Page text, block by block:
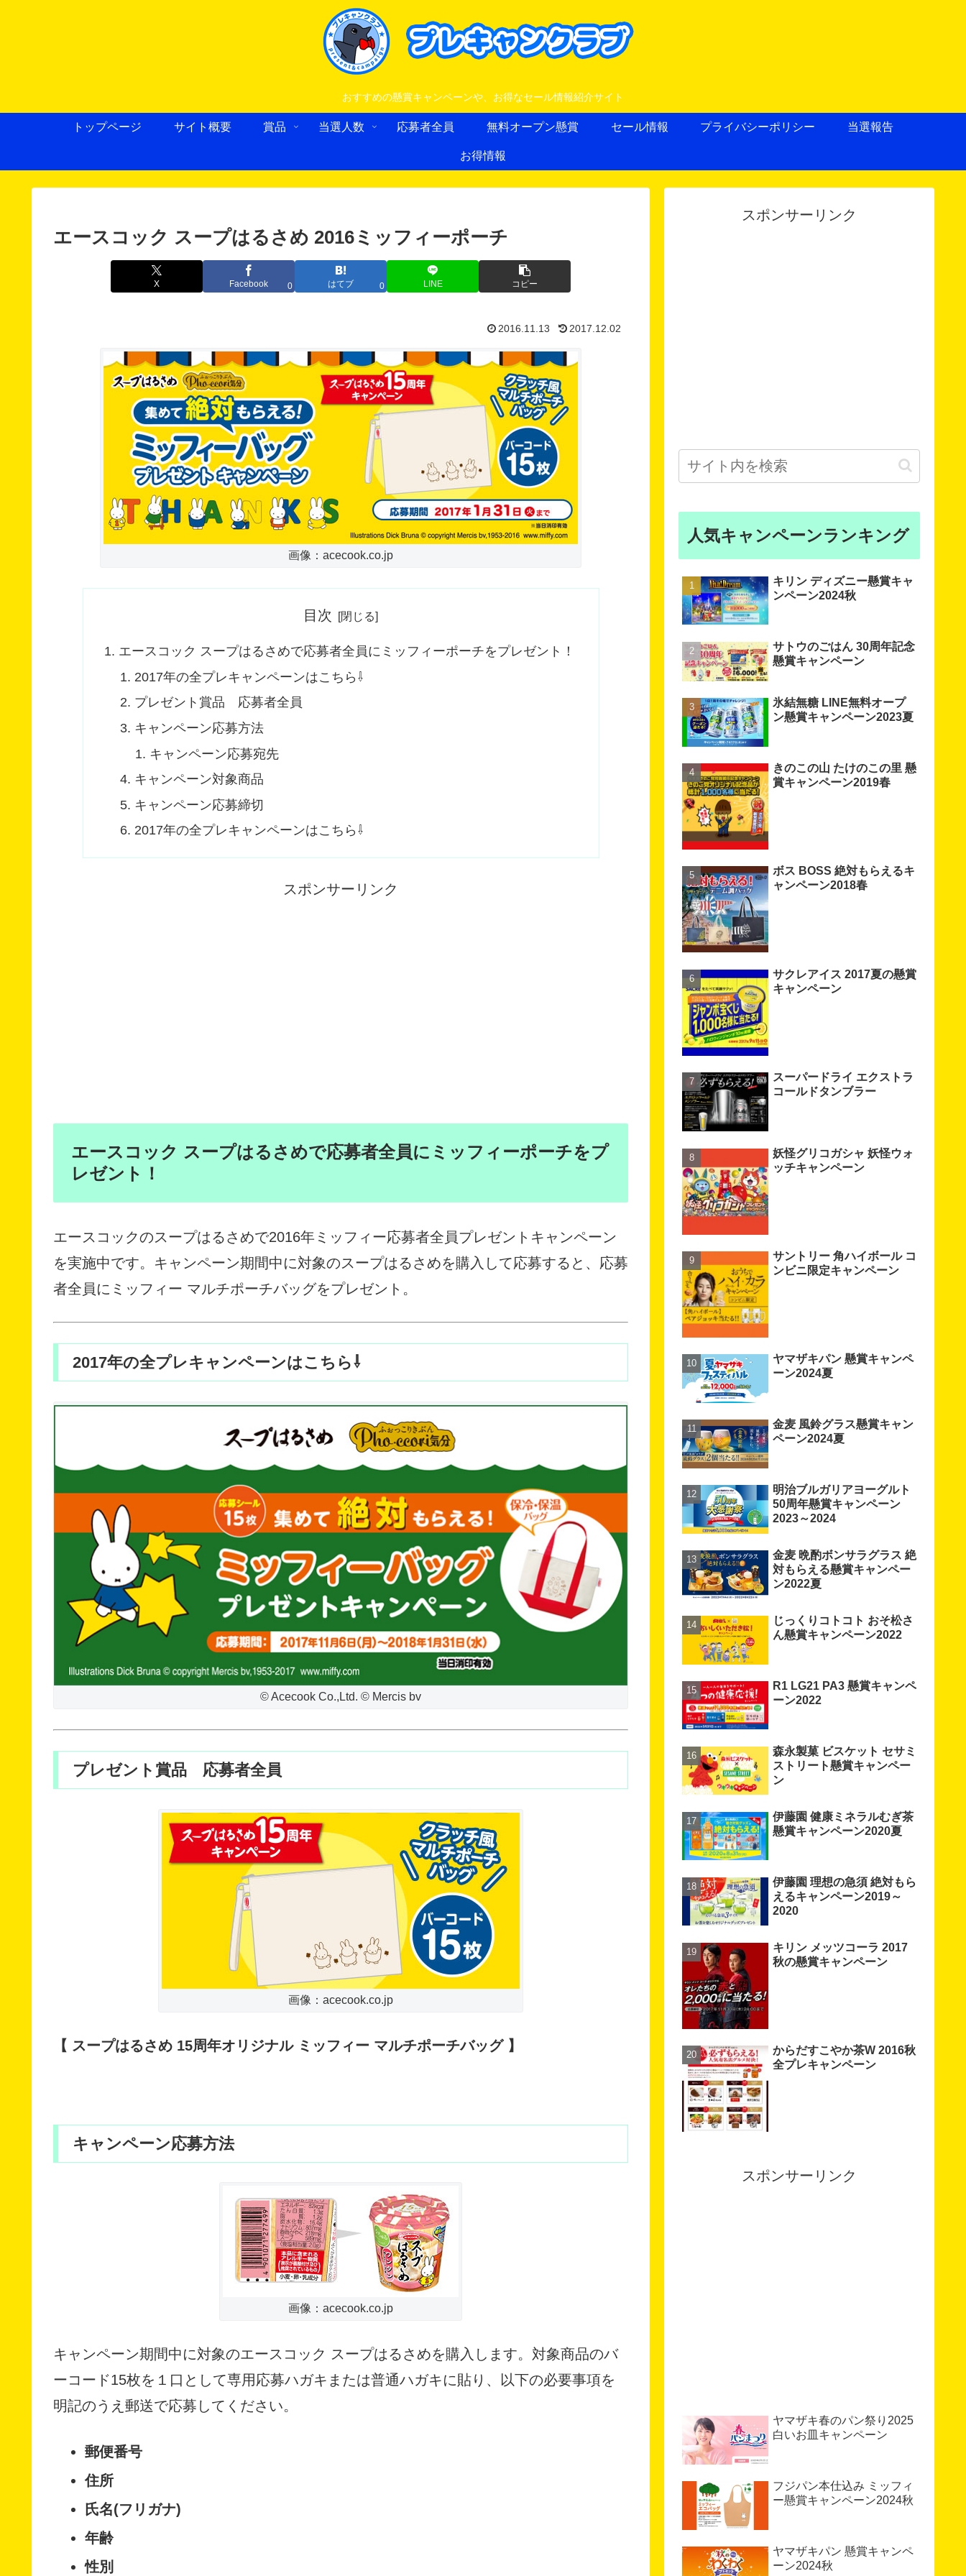
おすすめの懸賞キャンペーンや、お得なセール情報紹介サイト
トップページ サイト概要 賞品 当選人数 応募者全員 無料オープン懸賞 セール情報 プライバシーポリシー 当選報告
お得情報
エースコック スープはるさめ 2016ミッフィーポーチ
X Facebook 0 はてブ 0 LINE コピー
2016.11.13 2017.12.02
画像：acecook.co.jp
目次
エースコック スープはるさめで応募者全員にミッフィーポーチをプレゼント！
2017年の全プレキャンペーンはこちら⇩
プレゼント賞品 応募者全員
キャンペーン応募方法
キャンペーン応募宛先
キャンペーン対象商品
キャンペーン応募締切
2017年の全プレキャンペーンはこちら⇩
スポンサーリンク
エースコック スープはるさめで応募者全員にミッフィーポーチをプ
レゼント！
エースコックのスープはるさめで2016年ミッフィー応募者全員プレゼントキャンペーン
を実施中です。キャンペーン期間中に対象のスープはるさめを購入して応募すると、応募
者全員にミッフィー マルチポーチバッグをプレゼント。
2017年の全プレキャンペーンはこちら⇩
© Acecook Co.,Ltd. © Mercis bv
プレゼント賞品 応募者全員
画像：acecook.co.jp
【 スープはるさめ 15周年オリジナル ミッフィー マルチポーチバッグ 】
キャンペーン応募方法
画像：acecook.co.jp
キャンペーン期間中に対象のエースコック スープはるさめを購入します。対象商品のバ
ーコード15枚を１口として専用応募ハガキまたは普通ハガキに貼り、以下の必要事項を
明記のうえ郵送で応募してください。
郵便番号
住所
氏名(フリガナ)
年齢
性別
スポンサーリンク
人気キャンペーンランキング
キリン ディズニー懸賞キャ
ンペーン2024秋
サトウのごはん 30周年記念
懸賞キャンペーン
氷結無糖 LINE無料オープ
ン懸賞キャンペーン2023夏
きのこの山 たけのこの里 懸
賞キャンペーン2019春
ボス BOSS 絶対もらえるキ
ャンペーン2018春
サクレアイス 2017夏の懸賞
キャンペーン
スーパードライ エクストラ
コールドタンブラー
妖怪グリコガシャ 妖怪ウォ
ッチキャンペーン
サントリー 角ハイボール コ
ンビニ限定キャンペーン
ヤマザキパン 懸賞キャンペ
ーン2024夏
金麦 風鈴グラス懸賞キャン
ペーン2024夏
明治ブルガリアヨーグルト
50周年懸賞キャンペーン
2023～2024
金麦 晩酌ボンサラグラス 絶
対もらえる懸賞キャンペー
ン2022夏
じっくりコトコト おそ松さ
ん懸賞キャンペーン2022
R1 LG21 PA3 懸賞キャンペ
ーン2022
森永製菓 ビスケット セサミ
ストリート懸賞キャンペー
ン
伊藤園 健康ミネラルむぎ茶
懸賞キャンペーン2020夏
伊藤園 理想の急須 絶対もら
えるキャンペーン2019～
2020
キリン メッツコーラ 2017
秋の懸賞キャンペーン
からだすこやか茶W 2016秋
全プレキャンペーン
スポンサーリンク
ヤマザキ春のパン祭り2025
白いお皿キャンペーン
フジパン本仕込み ミッフィ
ー懸賞キャンペーン2024秋
ヤマザキパン 懸賞キャンペ
ーン2024秋